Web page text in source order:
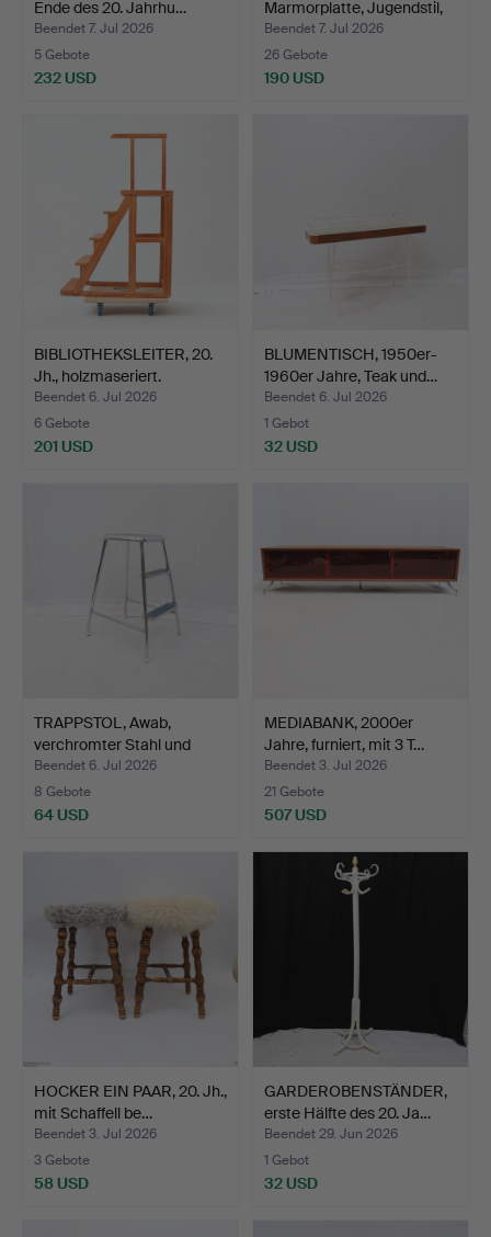
Ende des 20. Jahrhu…
Beendet 7. Jul 2026
5 Gebote
232 USD
Marmorplatte, Jugendstil,
f…
Beendet 7. Jul 2026
26 Gebote
190 USD
BIBLIOTHEKSLEITER, 20.
Jh., holzmaseriert.
Beendet 6. Jul 2026
6 Gebote
201 USD
BLUMENTISCH, 1950er-
1960er Jahre, Teak und…
Beendet 6. Jul 2026
1 Gebot
32 USD
TRAPPSTOL, Awab,
verchromter Stahl und
lam…
Beendet 6. Jul 2026
8 Gebote
64 USD
MEDIABANK, 2000er
Jahre, furniert, mit 3 T…
Beendet 3. Jul 2026
21 Gebote
507 USD
HOCKER EIN PAAR, 20. Jh.,
mit Schaffell be…
Beendet 3. Jul 2026
3 Gebote
58 USD
GARDEROBENSTÄNDER,
erste Hälfte des 20. Ja…
Beendet 29. Jun 2026
1 Gebot
32 USD